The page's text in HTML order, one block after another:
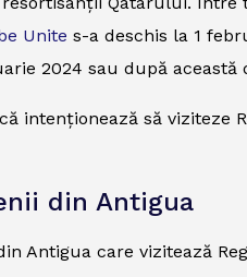
Unite s-a deschis la 1
2024 sau după această
intenționează să viziteze
din Antigua
Antigua care vizitează